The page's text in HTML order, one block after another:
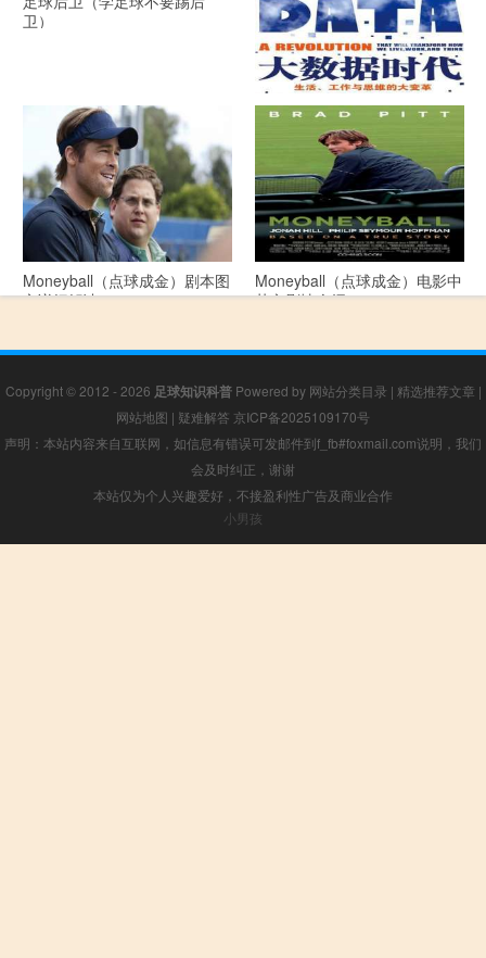
卫）
《大数据时代》 PDF文档下载
Moneyball（点球成金）剧本图
文详细解读
Moneyball（点球成金）电影中
英文剧情介绍
Copyright © 2012 - 2026 足球知识科普Powered by 网站分类目录 | 精选推荐文章 |
网站地图 | 疑难解答 京ICP备2025109170号
声明：本站内容来自互联网，如信息有错误可发邮件到f_fb#foxmail.com说明，我们
会及时纠正，谢谢
本站仅为个人兴趣爱好，不接盈利性广告及商业合作
小男孩